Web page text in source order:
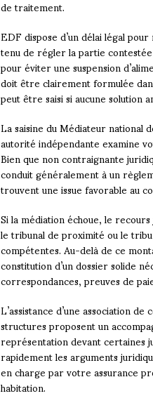
de traitement.
EDF dispose d’un délai légal
tenu de régler la partie
pour éviter une suspension
doit être clairement formulée
peut être saisi si aucune solution
La saisine du Médiateur
autorité indépendante examine
Bien que non contraignante
conduit généralement à un
trouvent une issue favorable au
Si la médiation échoue, le
le tribunal de proximité ou le
compétentes. Au-delà de ce
constitution d’un dossier solide
correspondances, preuves de
L’assistance d’une association
structures proposent un
représentation devant
rapidement les arguments
en charge par votre assurance
habitation.